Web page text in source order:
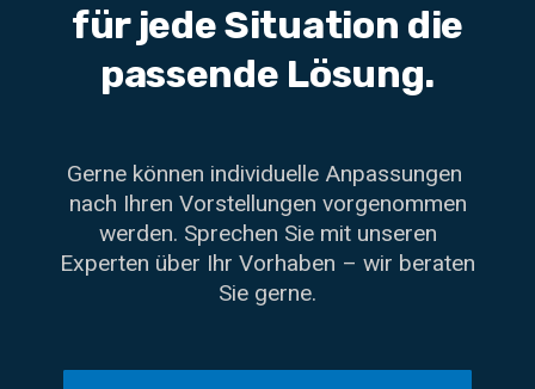
für jede Situation die
passende Lösung.
Gerne können individuelle Anpassungen
nach Ihren Vorstellungen vorgenommen
werden. Sprechen Sie mit unseren
Experten über Ihr Vorhaben – wir beraten
Sie gerne.